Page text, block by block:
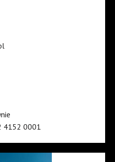
4152 0001